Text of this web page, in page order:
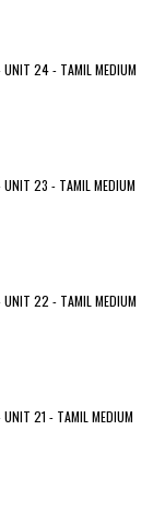
UNIT 24 - TAMIL MEDIUM
UNIT 23 - TAMIL MEDIUM
UNIT 22 - TAMIL MEDIUM
21 - TAMIL MEDIUM